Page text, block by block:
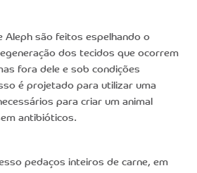
Aleph são feitos espelhando o
dos tecidos que ocorrem
fora dele e sob condições
é projetado para utilizar uma
para criar um animal
antibióticos.
pedaços inteiros de carne, em